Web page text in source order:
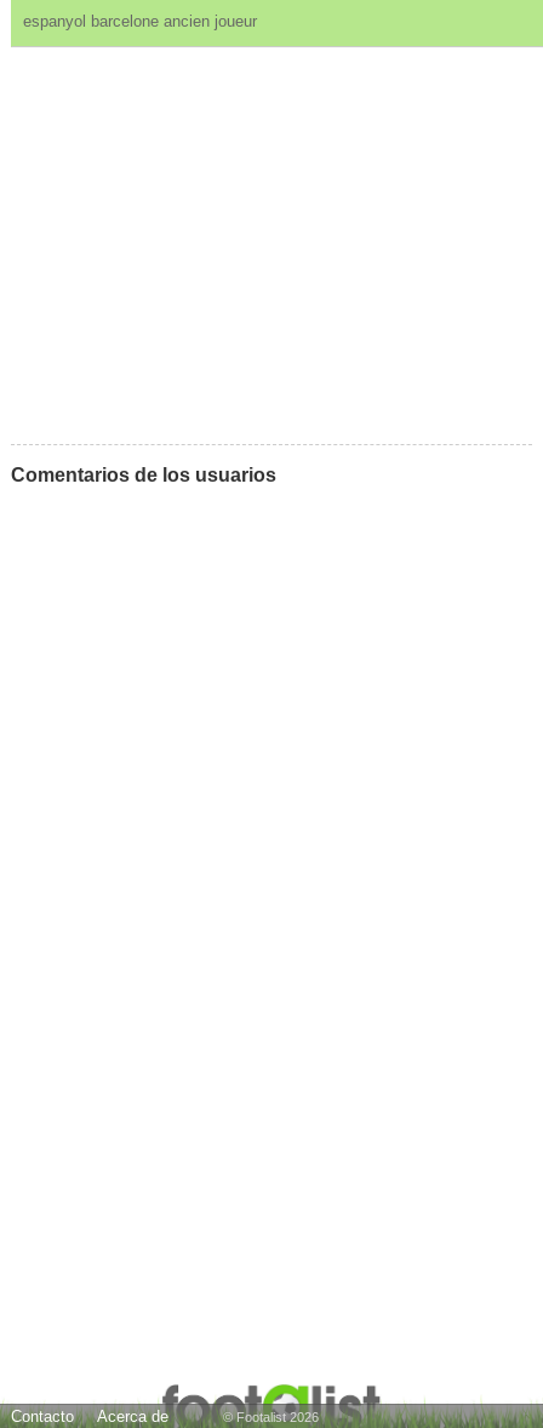
espanyol barcelone ancien joueur
Comentarios de los usuarios
Contacto
Acerca de
© Footalist 2026